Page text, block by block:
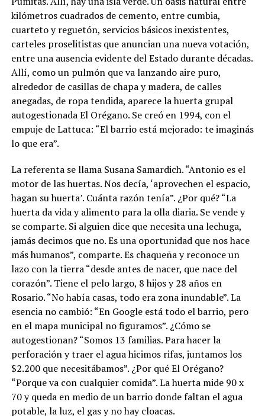
kilómetros cuadrados de cemento, entre cumbia,
cuarteto y reguetón, servicios básicos inexistentes,
carteles proselitistas que anuncian una nueva votación,
entre una ausencia evidente del Estado durante décadas.
Allí, como un pulmón que va lanzando aire puro,
alrededor de casillas de chapa y madera, de calles
anegadas, de ropa tendida, aparece la huerta grupal
autogestionada El Orégano. Se creó en 1994, con el
empuje de Lattuca: “El barrio está mejorado: te imaginás
lo que era”.
La referenta se llama Susana Samardich. “Antonio es el
motor de las huertas. Nos decía, ‘aprovechen el espacio,
hagan su huerta’. Cuánta razón tenía”. ¿Por qué? “La
huerta da vida y alimento para la olla diaria. Se vende y
se comparte. Si alguien dice que necesita una lechuga,
jamás decimos que no. Es una oportunidad que nos hace
más humanos”, comparte. Es chaqueña y reconoce un
lazo con la tierra “desde antes de nacer, que nace del
corazón”. Tiene el pelo largo, 8 hijos y 28 años en
Rosario. “No había casas, todo era zona inundable”. La
esencia no cambió: “En Google está todo el barrio, pero
en el mapa municipal no figuramos”. ¿Cómo se
autogestionan? “Somos 13 familias. Para hacer la
perforación y traer el agua hicimos rifas, juntamos los
$2.200 que necesitábamos”. ¿Por qué El Orégano?
“Porque va con cualquier comida”. La huerta mide 90 x
70 y queda en medio de un barrio donde faltan el agua
potable, la luz, el gas y no hay cloacas.